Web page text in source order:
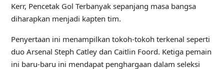
Kerr, Pencetak Gol Terbanyak sepanjang masa bangsa
diharapkan menjadi kapten tim.
Penyertaan ini menampilkan tokoh-tokoh terkenal seperti
duo Arsenal Steph Catley dan Caitlin Foord. Ketiga pemain
ini baru-baru ini mendapat penghargaan dalam seleksi